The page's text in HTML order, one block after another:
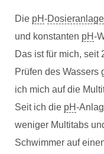
Die pH-Dosieranlage
und konstanten pH-
Das ist für mich, seit
Prüfen des Wassers
ich mich auf die
Seit ich die pH-
weniger Multitabs
Schwimmer auf